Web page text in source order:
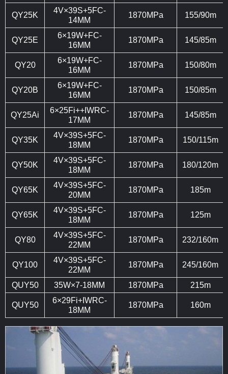
QY25K
4V×39S+5FC-
14MM
1870MPa 155/90m
QY25E
6×19W+FC-
16MM
1870MPa 145/85m
QY20
6×19W+FC-
16MM
1870MPa 150/80m
QY20B
6×19W+FC-
16MM
1870MPa 150/85m
QY25Ai
6×25Fi++IWRC-
17MM
1870MPa 145/85m
QY35K
4V×39S+5FC-
18MM
1870MPa 150/115m
QY50K
4V×39S+5FC-
18MM
1870MPa 180/120m
QY65K
4V×39S+5FC-
20MM
1870MPa 185m
QY65K
4V×39S+5FC-
18MM
1870MPa 125m
QY80
4V×39S+5FC-
22MM
1870MPa 232/160m
QY100
4V×39S+5FC-
22MM
1870MPa 245/160m
QUY50 35W×7-18MM 1870MPa 215m
QUY50
6×29Fi+IWRC-
18MM
1870MPa 160m